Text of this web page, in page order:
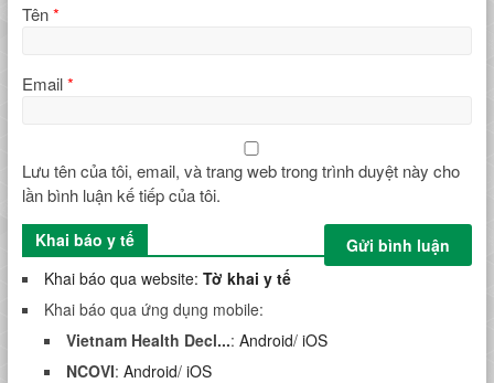
Tên*
Email*
Lưu tên của tôi, email, và trang web trong trình duyệt này cho
lần bình luận kế tiếp của tôi.
Khai báo y tế
Khai báo qua website: Tờ khai y tế
Khai báo qua ứng dụng mobile:
Vietnam Health Decl...: Android/ iOS
NCOVI: Android/ iOS